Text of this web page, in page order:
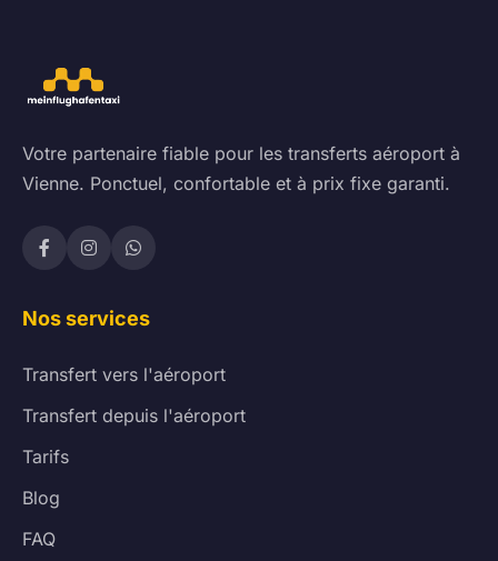
Votre partenaire fiable pour les transferts aéroport à
Vienne. Ponctuel, confortable et à prix fixe garanti.
Nos services
Transfert vers l'aéroport
Transfert depuis l'aéroport
Tarifs
Blog
FAQ